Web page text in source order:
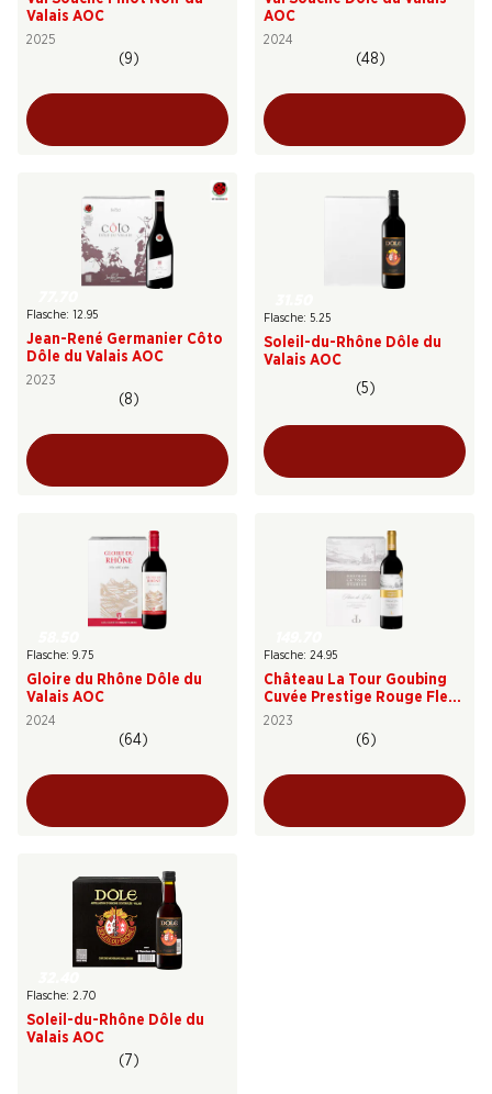
Valais AOC
2025
(9)
AOC
2024
(48)
Flasche: 12.95
Jean-René Germanier Côto
Dôle du Valais AOC
2023
(8)
Flasche: 5.25
Soleil-du-Rhône Dôle du
Valais AOC
(5)
Flasche: 9.75
Gloire du Rhône Dôle du
Valais AOC
2024
(64)
Flasche: 24.95
Château La Tour Goubing
Cuvée Prestige Rouge Fleur
de Clos AOC Valais
2023
(6)
Flasche: 2.70
Soleil-du-Rhône Dôle du
Valais AOC
(7)